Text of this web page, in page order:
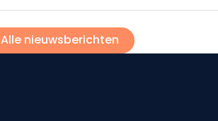
Alle nieuwsberichten